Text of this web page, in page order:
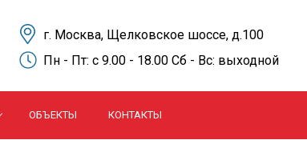
г. Москва, Щелковское шоссе, д.100
Пн - Пт: c 9.00 - 18.00 Сб - Вс: выходной
ОБЪЕКТЫ КОНТАКТЫ